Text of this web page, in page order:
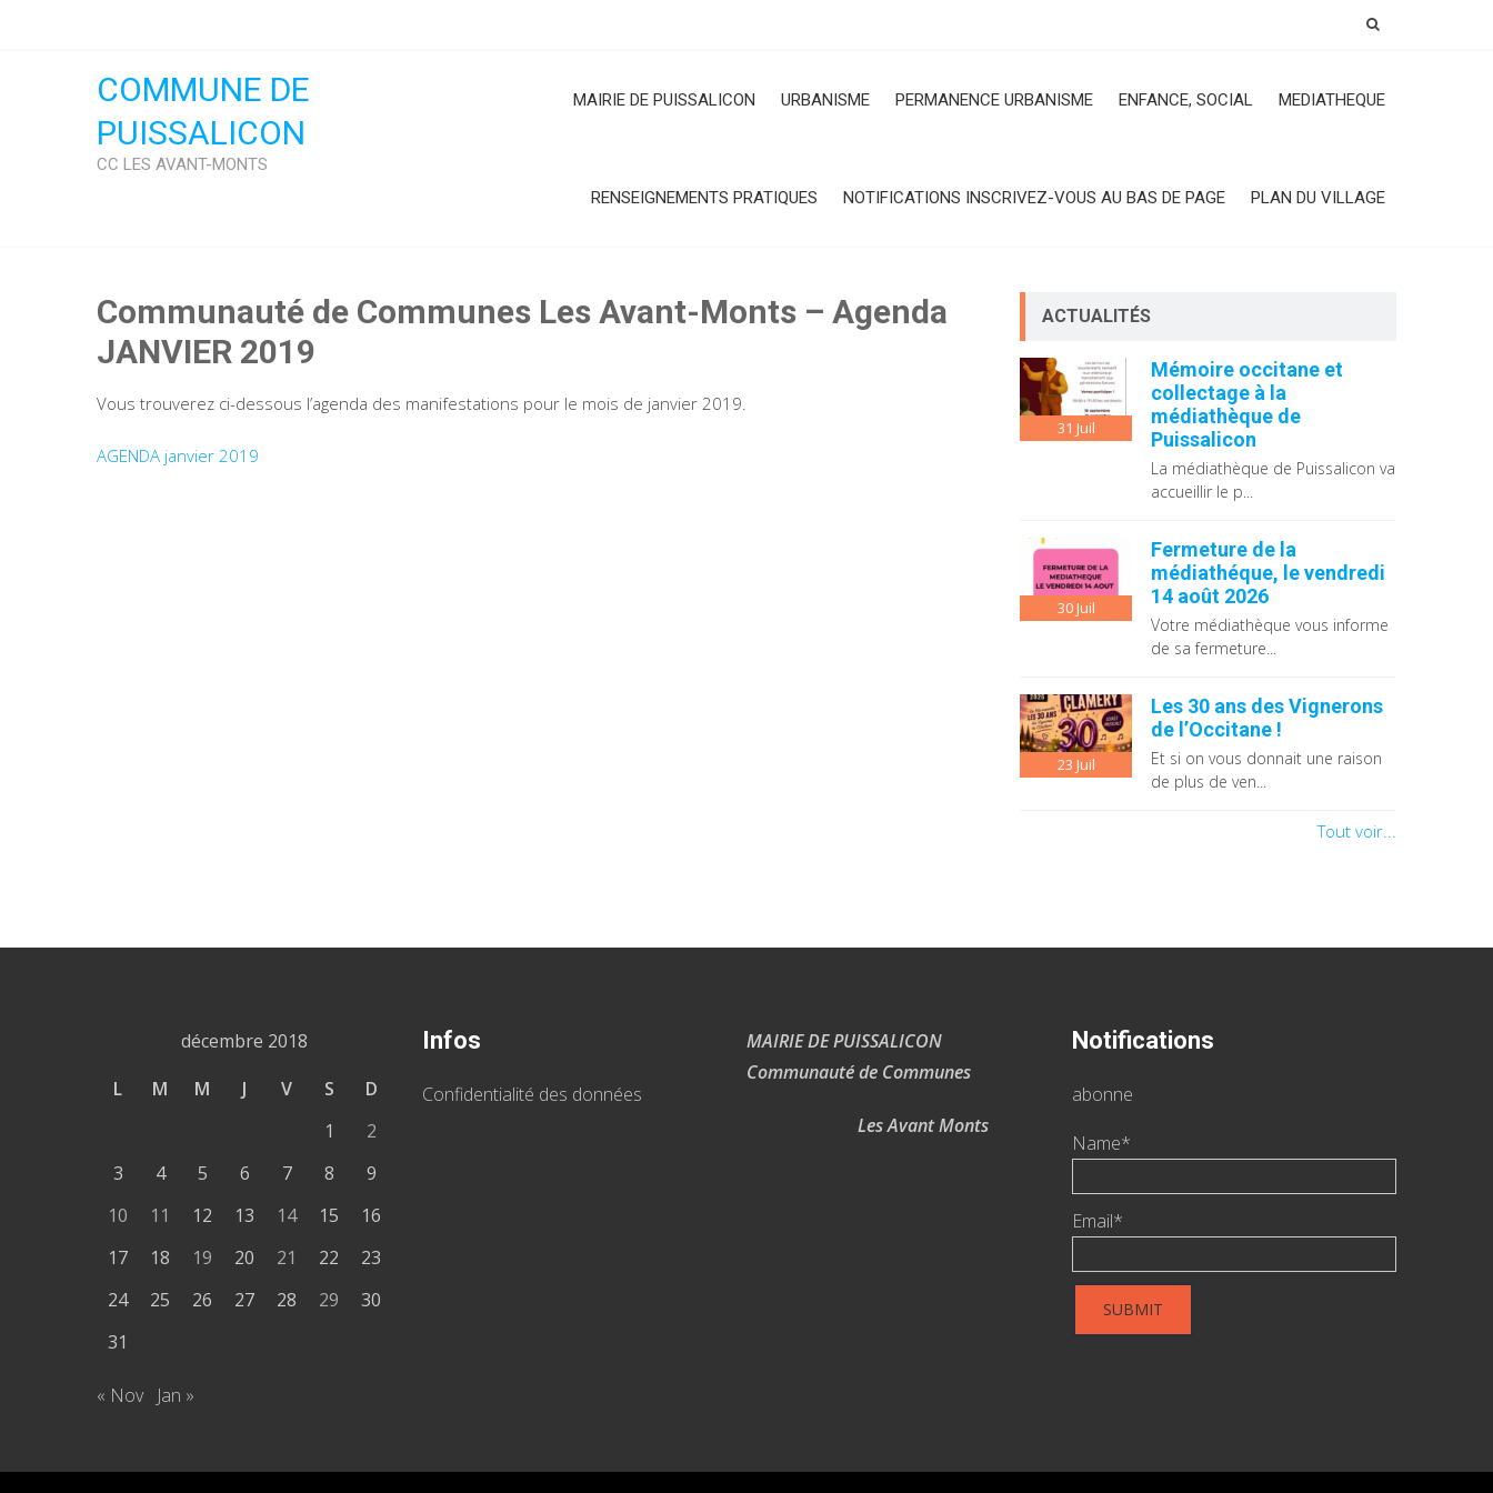
COMMUNE DE
PUISSALICON
CC LES AVANT-MONTS
MAIRIE DE PUISSALICON URBANISME PERMANENCE URBANISME ENFANCE, SOCIAL MEDIATHEQUE
RENSEIGNEMENTS PRATIQUES NOTIFICATIONS INSCRIVEZ-VOUS AU BAS DE PAGE PLAN DU VILLAGE
Communauté de Communes Les Avant-Monts – Agenda
JANVIER 2019
Vous trouverez ci-dessous l’agenda des manifestations pour le mois de janvier 2019.
AGENDA janvier 2019
ACTUALITÉS
31 Juil
Mémoire occitane et
collectage à la
médiathèque de
Puissalicon
La médiathèque de Puissalicon va
accueillir le p...
30Juil
Fermeture de la
médiathéque, le vendredi
14 août 2026
Votre médiathèque vous informe
de sa fermeture...
23 Juil
Les 30 ans des Vignerons
de l’Occitane !
Et si on vous donnait une raison
de plus de ven...
Tout voir...
décembre 2018
L
M M J V S
D
1
2
3
4 5 6 7 8
9
10
11 12 13 14 15
16
17
18 19 20 21 22
23
24
25 26 27 28 29
30
31
« Nov Jan »
Infos
Confidentialité des données
MAIRIE DE PUISSALICON
Communauté de Communes
Les Avant Monts
Notifications
abonne
Name*
Email*